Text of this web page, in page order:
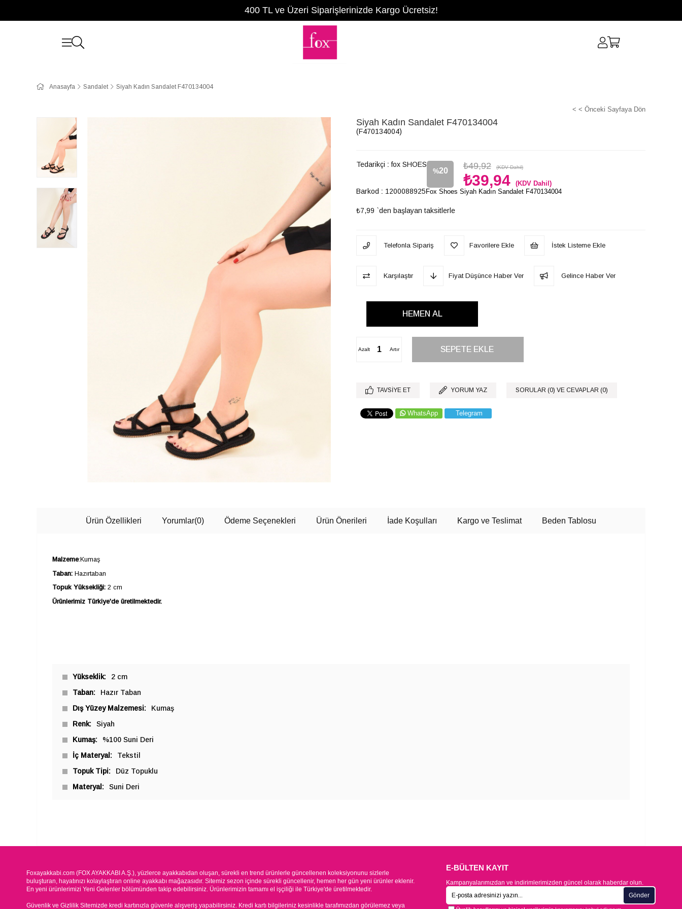
400 TL ve Üzeri Siparişlerinizde Kargo Ücretsiz!
Anasayfa Sandalet Siyah Kadın Sandalet F470134004
< < Önceki Sayfaya Dön
Siyah Kadın Sandalet F470134004
(F470134004)
Tedarikçi : fox SHOES
%20
İndirim
₺49,92 (KDV Dahil)
₺39,94 (KDV Dahil)
Barkod : 1200088925
₺7,99 `den başlayan taksitlerle
Fox Shoes Siyah Kadın Sandalet F470134004
Telefonla Sipariş Favorilere Ekle İstek Listeme Ekle
Karşılaştır Fiyat Düşünce Haber Ver Gelince Haber Ver
Artır
Azalt
TAVSIYE ET YORUM YAZ SORULAR (0) VE CEVAPLAR (0)
WhatsApp Telegram
Ürün Özellikleri Yorumlar(0) Ödeme Seçenekleri Ürün Önerileri İade Koşulları Kargo ve Teslimat Beden Tablosu
Malzeme:Kumaş
Taban: Hazırtaban
Topuk Yüksekliği: 2 cm
Ürünlerimiz Türkiye'de üretilmektedir.
Yükseklik
2 cm
Taban
Hazır Taban
Dış Yüzey Malzemesi
Kumaş
Renk
Siyah
Kumaş
%100 Suni Deri
İç Materyal
Tekstil
Topuk Tipi
Düz Topuklu
Materyal
Suni Deri
Foxayakkabi.com (FOX AYAKKABI A.Ş.), yüzlerce ayakkabıdan oluşan, sürekli en trend ürünlerle güncellenen koleksiyonunu sizlerle
buluşturan, hayatınızı kolaylaştıran online ayakkabı mağazasıdır. Sitemiz sezon içinde sürekli güncellenir, hemen her gün yeni ürünler eklenir.
En yeni ürünlerimizi Yeni Gelenler bölümünden takip edebilirsiniz. Ürünlerimizin tamamı el işçiliği ile Türkiye'de üretilmektedir.
Güvenlik ve Gizlilik Sitemizde kredi kartınızla güvenle alışveriş yapabilirsiniz. Kredi kartı bilgileriniz kesinlikle tarafımızdan görülemez veya
E-BÜLTEN KAYIT
Kampanyalarımızdan ve indirimlerimizden güncel olarak haberdar olun.
Gönder